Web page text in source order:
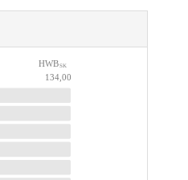
HWB SK
134,00